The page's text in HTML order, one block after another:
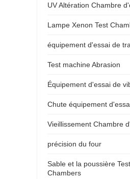
UV Altération Chambre
Lampe Xenon Test
équipement d'essai de
Test machine Abrasion
Équipement d'essai de
Chute équipement
Vieillissement Chambre
précision du four
Sable et la poussière Test
Chambers